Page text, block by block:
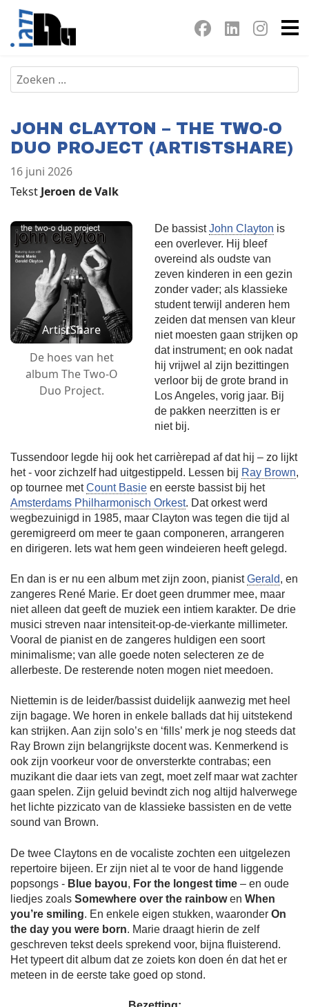
JOHN CLAYTON – THE TWO-O
DUO PROJECT (ARTISTSHARE)
16 juni 2026
Tekst Jeroen de Valk
ArtistShare
De hoes van het
album The Two-O
Duo Project.
De bassistJohn Clayton is
een overlever. Hij bleef
overeind als oudste van
zeven kinderen in een gezin
zonder vader; als klassieke
student terwijl anderen hem
zeiden dat mensen van kleur
niet moesten gaan strijken op
dat instrument; en ook nadat
hij vrijwel al zijn bezittingen
verloor bij de grote brand in
Los Angeles, vorig jaar. Bij
de pakken neerzitten is er
niet bij.
Tussendoor legde hij ook het carrièrepad af dat hij – zo lijkt
het - voor zichzelf had uitgestippeld. Lessen bij Ray Brown,
op tournee metCount Basie en eerste bassist bij het
Amsterdams Philharmonisch Orkest. Dat orkest werd
wegbezuinigd in 1985, maar Clayton was tegen die tijd al
geremigreerd om meer te gaan componeren, arrangeren
en dirigeren. Iets wat hem geen windeieren heeft gelegd.
En dan is er nu een album met zijn zoon, pianistGerald, en
zangeres René Marie. Er doet geen drummer mee, maar
niet alleen dat geeft de muziek een intiem karakter. De drie
musici streven naar intensiteit-op-de-vierkante millimeter.
Vooral de pianist en de zangeres huldigen een soort
minimalisme; van alle goede noten selecteren ze de
allerbeste. De resterende noten mogen niet meedoen.
Niettemin is de leider/bassist duidelijk aanwezig met heel
zijn bagage. We horen in enkele ballads dat hij uitstekend
kan strijken. Aan zijn solo’s en ‘fills’ merk je nog steeds dat
Ray Brown zijn belangrijkste docent was. Kenmerkend is
ook zijn voorkeur voor de onversterkte contrabas; een
muzikant die daar iets van zegt, moet zelf maar wat zachter
gaan spelen. Zijn geluid bevindt zich nog altijd halverwege
het lichte pizzicato van de klassieke bassisten en de vette
sound van Brown.
De twee Claytons en de vocaliste zochten een uitgelezen
repertoire bijeen. Er zijn niet al te voor de hand liggende
popsongs - Blue bayou, For the longest time – en oude
liedjes zoals Somewhere over the rainbowen When
you’re smiling. En enkele eigen stukken, waaronder On
the day you were born. Marie draagt hierin de zelf
geschreven tekst deels sprekend voor, bijna fluisterend.
Het typeert dit album dat ze zoiets kon doen én dat het er
meteen in de eerste take goed op stond.